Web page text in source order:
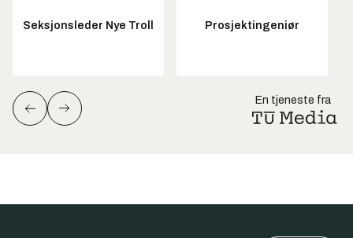
Seksjonsleder Nye Troll Prosjektingeniør
En tjeneste fra